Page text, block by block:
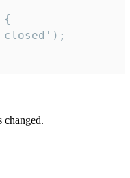
{
changed.